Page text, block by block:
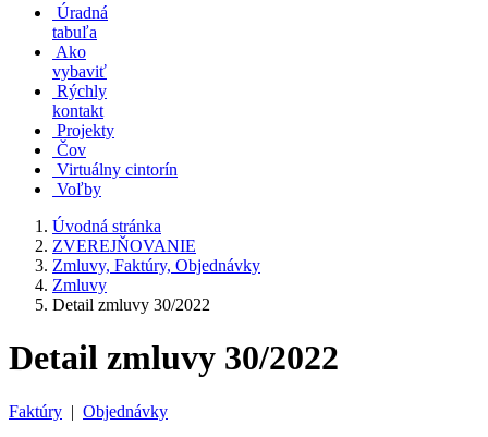
Úradná
tabuľa
Ako
vybaviť
Rýchly
kontakt
Projekty
Čov
Virtuálny cintorín
Voľby
Úvodná stránka
ZVEREJŇOVANIE
Zmluvy, Faktúry, Objednávky
Zmluvy
Detail zmluvy 30/2022
Detail zmluvy 30/2022
Faktúry | Objednávky